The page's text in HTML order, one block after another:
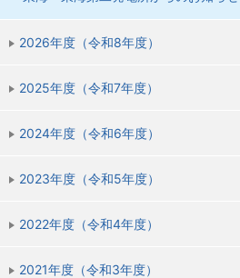
2026年度（令和8年度）
2025年度（令和7年度）
2024年度（令和6年度）
2023年度（令和5年度）
2022年度（令和4年度）
2021年度（令和3年度）